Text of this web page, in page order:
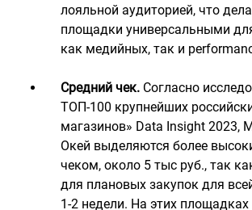
лояльной аудиторией, что
площадки универсальными
как медийных, так и
Средний чек. Согласно
ТОП-100 крупнейших
магазинов» Data Insight 2023,
Окей выделяются более
чеком, около 5 тыс руб., так
для плановых закупок для
1-2 недели. На этих